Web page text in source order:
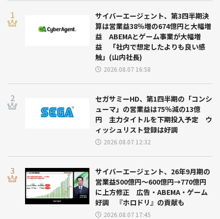
サイバーエージェント、第3四半期決
算は営業益38％増の674億円と大幅増
益 ABEMAとゲーム事業が大幅増
益 「社内で想定したよりも良い感
触」(山内社長)
2026.08.07 16:58
セガサミーHD、第1四半期の「コンシ
ューマ」の営業益は75％減の13億
円 主力タイトルを下期投入予定 ウ
ィッシュリスト登録は好調
2026.08.07 12:32
サイバーエージェント、26年9月期の
営業益500億円～600億円→770億円
に上方修正 広告・ABEMA・ゲーム
好調 『ホロドリ』の貢献も
2026.08.07 17:45